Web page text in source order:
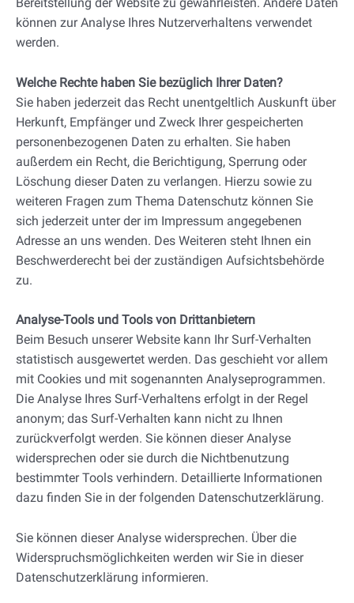
können zur Analyse Ihres Nutzerverhaltens verwendet
werden.
Welche Rechte haben Sie bezüglich Ihrer Daten?
Sie haben jederzeit das Recht unentgeltlich Auskunft über
Herkunft, Empfänger und Zweck Ihrer gespeicherten
personenbezogenen Daten zu erhalten. Sie haben
außerdem ein Recht, die Berichtigung, Sperrung oder
Löschung dieser Daten zu verlangen. Hierzu sowie zu
weiteren Fragen zum Thema Datenschutz können Sie
sich jederzeit unter der im Impressum angegebenen
Adresse an uns wenden. Des Weiteren steht Ihnen ein
Beschwerderecht bei der zuständigen Aufsichtsbehörde
zu.
Analyse-Tools und Tools von Drittanbietern
Beim Besuch unserer Website kann Ihr Surf-Verhalten
statistisch ausgewertet werden. Das geschieht vor allem
mit Cookies und mit sogenannten Analyseprogrammen.
Die Analyse Ihres Surf-Verhaltens erfolgt in der Regel
anonym; das Surf-Verhalten kann nicht zu Ihnen
zurückverfolgt werden. Sie können dieser Analyse
widersprechen oder sie durch die Nichtbenutzung
bestimmter Tools verhindern. Detaillierte Informationen
dazu finden Sie in der folgenden Datenschutzerklärung.
Sie können dieser Analyse widersprechen. Über die
Widerspruchsmöglichkeiten werden wir Sie in dieser
Datenschutzerklärung informieren.